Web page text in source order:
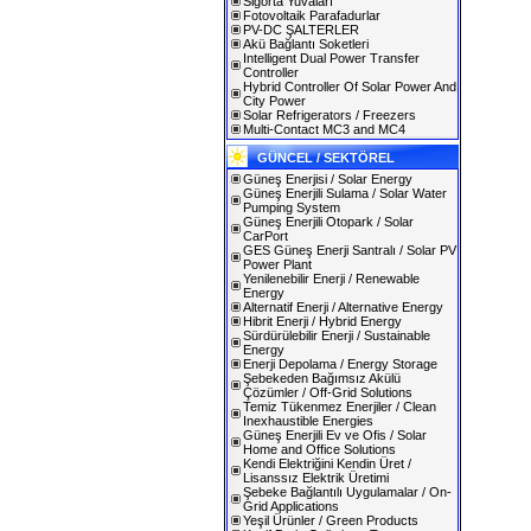
Fotovoltaik Parafadurlar
PV-DC ŞALTERLER
Akü Bağlantı Soketleri
Intelligent Dual Power Transfer
Controller
Hybrid Controller Of Solar Power And
City Power
Solar Refrigerators / Freezers
Multi-Contact MC3 and MC4
GÜNCEL / SEKTÖREL
Güneş Enerjisi / Solar Energy
Güneş Enerjili Sulama / Solar Water
Pumping System
Güneş Enerjili Otopark / Solar
CarPort
GES Güneş Enerji Santralı / Solar PV
Power Plant
Yenilenebilir Enerji / Renewable
Energy
Alternatif Enerji / Alternative Energy
Hibrit Enerji / Hybrid Energy
Sürdürülebilir Enerji / Sustainable
Energy
Enerji Depolama / Energy Storage
Şebekeden Bağımsız Akülü
Çözümler / Off-Grid Solutions
Temiz Tükenmez Enerjiler / Clean
Inexhaustible Energies
Güneş Enerjili Ev ve Ofis / Solar
Home and Office Solutions
Kendi Elektriğini Kendin Üret /
Lisanssız Elektrik Üretimi
Şebeke Bağlantılı Uygulamalar / On-
Grid Applications
Yeşil Ürünler / Green Products